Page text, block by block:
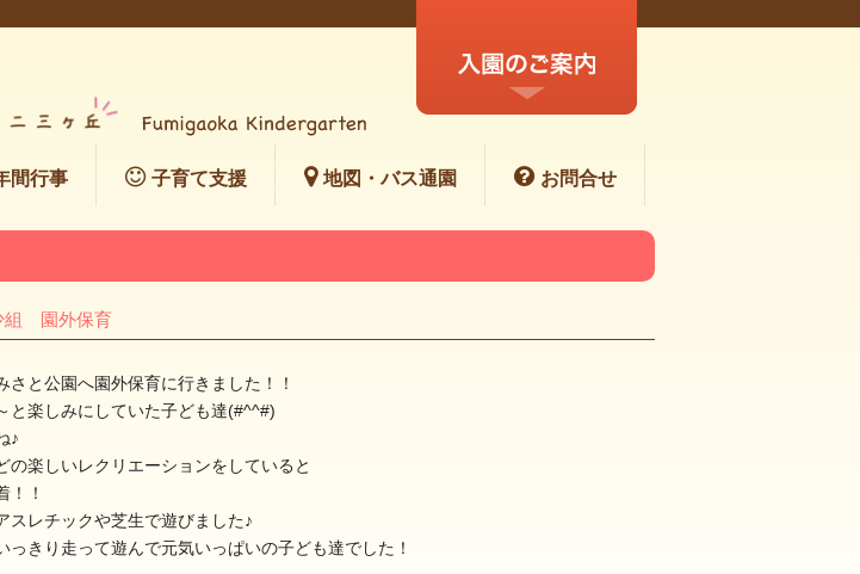
間行事 子育て支援 地図・バス通園 お問合せ
組 園外保育
と公園へ園外保育に行きました！！
と楽しみにしていた子ども達(#^^#)
♪
の楽しいレクリエーションをしていると
！！
スレチックや芝生で遊びました♪
きり走って遊んで元気いっぱいの子ども達でした！